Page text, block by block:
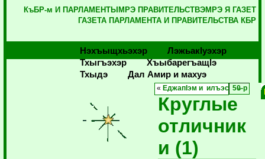
КъБР-м И ПАРЛАМЕНТЫМРЭ ПРАВИТЕЛЬСТВЭМРЭ Я ГАЗЕТ
ГАЗЕТА ПАРЛАМЕНТА И ПРАВИТЕЛЬСТВА КБР
Нэхъыщхьэхэр
Лэжьакlуэхэр
Тхыгъэхэр
Хъыбарегъащlэ
Тхыдэ
Дал Амир и махуэ
« ЕджапIэм и илъэс 50-р
Круглые
отличник
и (1)